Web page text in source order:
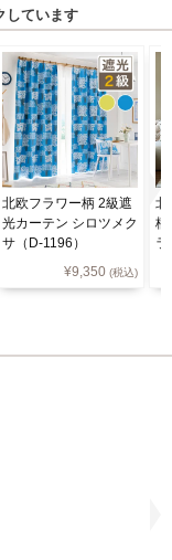
しています
北欧フラワー柄 2級遮
光カーテン シロツメク
サ（D-1196）
¥9,350 (税込)
北
柄